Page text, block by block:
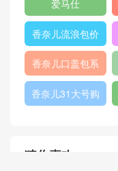
爱马仕
香奈儿流浪包价
格
香奈儿口盖包系
列
香奈儿31大号购
猜你喜欢